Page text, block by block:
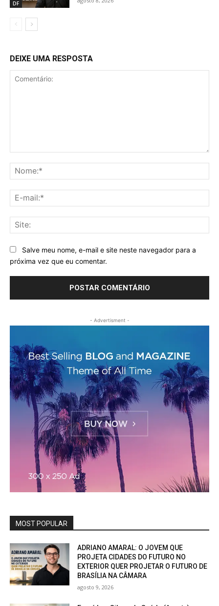
DF
DEIXE UMA RESPOSTA
Salve meu nome, e-mail e site neste navegador para a
próxima vez que eu comentar.
- Advertisment -
MOST POPULAR
ADRIANO AMARAL: O JOVEM QUE
PROJETA CIDADES DO FUTURO NO
EXTERIOR QUER PROJETAR O FUTURO DE
BRASÍLIA NA CÂMARA
agosto 9, 2026